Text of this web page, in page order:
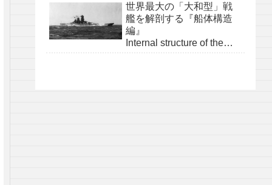
世界最大の「大和型」戦
艦を解剖する『船体構造
編』
Internal structure of the